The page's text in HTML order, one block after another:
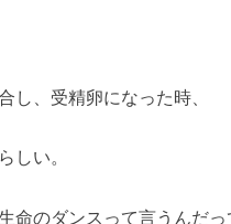
し、受精卵になった時、
しい。
命のダンスって言うんだっ